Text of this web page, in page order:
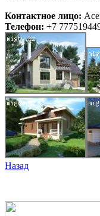
Контактное лицо:
Телефон: +7
Назад